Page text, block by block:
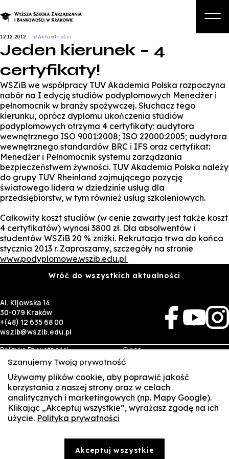
Studia podyplomowe i kursy
Student
Zapisz się na studia
12.12.2012 #Aktualności
Jeden kierunek – 4
certyfikaty!
WSZiB we współpracy TUV Akademia Polska rozpoczyna
nabór na I edycję studiów podyplomowych Menedżer i
pełnomocnik w branży spożywczej. Słuchacz tego
kierunku, oprócz dyplomu ukończenia studiów
podyplomowych otrzyma 4 certyfikaty: audytora
wewnętrznego ISO 9001:2008; ISO 22000:2005; audytora
wewnętrznego standardów BRC i IFS oraz certyfikat:
Menedżer i Pełnomocnik systemu zarządzania
bezpieczeństwem żywności. TUV Akademia Polska należy
do grupy TUV Rheinland zajmującego pozycję
światowego lidera w dziedzinie usług dla
przedsiębiorstw, w tym również usług szkoleniowych.
Całkowity koszt studiów (w cenie zawarty jest także koszt
4 certyfikatów) wynosi 3800 zł. Dla absolwentów i
studentów WSZiB 20 % zniżki. Rekrutacja trwa do końca
stycznia 2013 r. Zapraszamy, szczegóły na stronie
www.podyplomowe.wszib.edu.pl
Wróć do wszystkich aktualności
Al. Kijowska 14
30-079 Kraków
+(48) 12 635 68 00
wszib@wszib.edu.pl
Polityka Prywatności
RODO
Identyfikacja wizualna
O nas
Rekrutacja
Studia
Kontakt
Biznes
Wynajem sal
Targi pracy
Student
Multis Multum
Treści zawarte na stronie www.wszib.edu.pl oraz jej podstronach stanowią, o ile nie wskazano
Szanujemy Twoją prywatność
Używamy plików cookie, aby poprawić jakość
korzystania z naszej strony oraz w celach
analitycznych i marketingowych (np. Mapy Google).
Klikając „Akceptuj wszystkie”, wyrażasz zgodę na ich
użycie. Polityka prywatności
Akceptuj wszystkie